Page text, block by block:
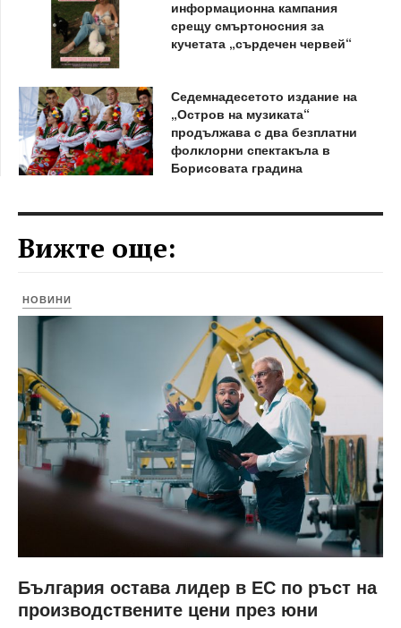
информационна кампания
срещу смъртоносния за
кучетата „сърдечен червей“
Седемнадесетото издание на
„Остров на музиката“
продължава с два безплатни
фолклорни спектакъла в
Борисовата градина
Вижте още:
НОВИНИ
България остава лидер в ЕС по ръст на
производствените цени през юни